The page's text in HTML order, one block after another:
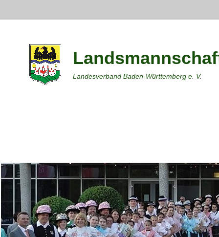
Landesverband Baden-Württemberg e. V.